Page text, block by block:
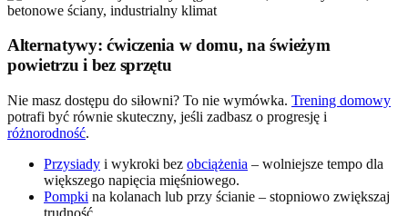
Alternatywy: ćwiczenia w domu, na świeżym
powietrzu i bez sprzętu
Nie masz dostępu do siłowni? To nie wymówka. Trening domowy
potrafi być równie skuteczny, jeśli zadbasz o progresję i
różnorodność.
Przysiady i wykroki bez obciążenia – wolniejsze tempo dla
większego napięcia mięśniowego.
Pompki na kolanach lub przy ścianie – stopniowo zwiększaj
trudność.